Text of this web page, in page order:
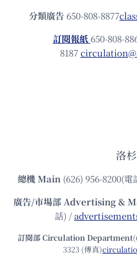
分類廣告 650-808-8877
訂閱報紙 650-808-
8187
洛
總機Main (626) 956-8200(電
廣告/市場部Advertising &
話) /
訂閱部 Circulation Department
3323 (傳真)